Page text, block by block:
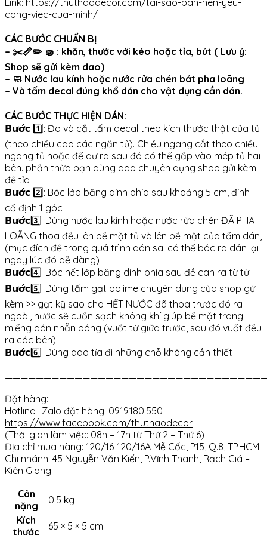
Link: https://thuthaodecor.com/tai-sao-ban-nen-yeu-
cong-viec-cua-minh/
CÁC BƯỚC CHUẨN BỊ
– ✂️📏✏️ 🧽 : khăn, thước với kéo hoặc tỉa, bút ( Lưu ý:
Shop sẽ gửi kèm dao)
– 🧼 Nước lau kính hoặc nước rửa chén bát pha loãng
– Và tấm decal đúng khổ dán cho vật dụng cần dán.
CÁC BƯỚC THỰC HIỆN DÁN:
𝗕𝘂̛𝗼̛́𝗰 1️⃣: Đo và cắt tấm decal theo kích thước thật của tủ
(theo chiều cao các ngăn tủ). Chiều ngang cắt theo chiều
ngang tủ hoặc để dư ra sau đó có thể gấp vào mép tủ hai
bên. phần thừa bạn dùng dao chuyên dụng shop gửi kèm
để tỉa
𝗕𝘂̛𝗼̛́𝗰 2️⃣: Bóc lớp băng dính phía sau khoảng 5 cm, đính
cố định 1 góc
𝗕𝘂̛𝗼̛́𝗰3️⃣: Dùng nước lau kính hoặc nước rửa chén ĐÃ PHA
LOÃNG thoa đều lên bề mặt tủ và lên bề mặt của tấm dán,
(mục đích để trong quá trình dán sai có thể bóc ra dán lại
ngay lúc đó dễ dàng)
𝗕𝘂̛𝗼̛́𝗰4️⃣: Bóc hết lớp băng dính phía sau đề can ra từ từ
𝗕𝘂̛𝗼̛́𝗰5️⃣: Dùng tấm gạt polime chuyên dụng của shop gửi
kèm >> gạt kỹ sao cho HẾT NƯỚC đã thoa trước đó ra
ngoài, nước sẽ cuốn sạch không khí giúp bề mặt trong
miếng dán nhẵn bóng (vuốt từ giữa trước, sau đó vuốt đều
ra các bên)
𝗕𝘂̛𝗼̛́𝗰6️⃣: Dùng dao tỉa đi những chỗ không cần thiết
Đặt hàng:
Hotline_Zalo đặt hàng: 0919.180.550
https://www.facebook.com/thuthaodecor
(Thời gian làm việc: 08h – 17h từ Thứ 2 – Thứ 6)
Địa chỉ mua hàng: 120/16-120/16A Mễ Cốc, P.15, Q.8, TP.HCM
Chi nhánh: 45 Nguyễn Văn Kiến, P.Vĩnh Thanh, Rạch Giá –
Kiên Giang
Cân
nặng
0.5 kg
Kích
thước
65 × 5 × 5 cm